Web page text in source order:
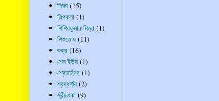
শিক্ষা (15)
শিল্পকলা (1)
শিশিরকুমার মিত্র (1)
শিশুতোষ (11)
শুক্র (16)
শেন ইউন (1)
শ্বেতবিবর (1)
শ্রদ্ধার্ঘ্য (2)
শ্রীলংকা (9)